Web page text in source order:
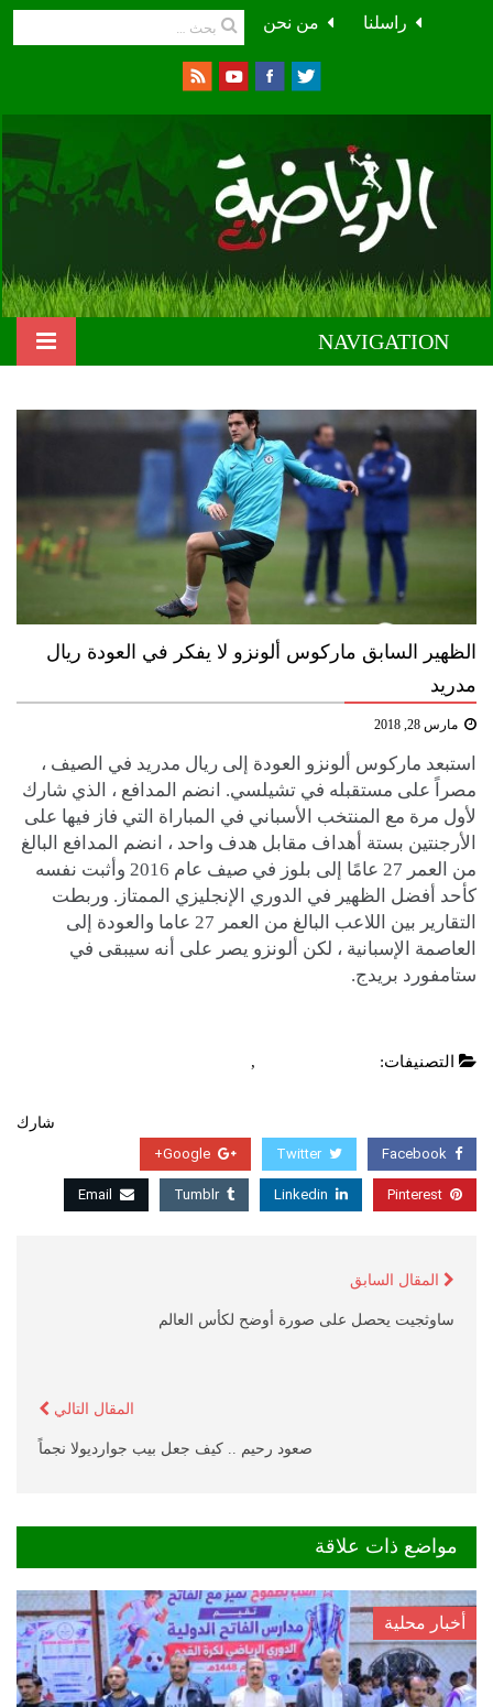
من نحن راسلنا
NAVIGATION
الظهير السابق ماركوس ألونزو لا يفكر في العودة ريال
مدريد
مارس 28, 2018
استبعد ماركوس ألونزو العودة إلى ريال مدريد في الصيف ،
مصراً على مستقبله في تشيلسي. انضم المدافع ، الذي شارك
لأول مرة مع المنتخب الأسباني في المباراة التي فاز فيها على
الأرجنتين بستة أهداف مقابل هدف واحد ، انضم المدافع البالغ
من العمر 27 عامًا إلى بلوز في صيف عام 2016 وأثبت نفسه
كأحد أفضل الظهير في الدوري الإنجليزي الممتاز. وربطت
التقارير بين اللاعب البالغ من العمر 27 عاما والعودة إلى
العاصمة الإسبانية ، لكن ألونزو يصر على أنه سيبقى في
ستامفورد بريدج.
التصنيفات: ,
شارك
Facebook
Twitter
Google+
Pinterest
Linkedin
Tumblr
Email
المقال السابق
ساوثجيت يحصل على صورة أوضح لكأس العالم
المقال التالي
صعود رحيم .. كيف جعل بيب جوارديولا نجماً
مواضع ذات علاقة
أخبار محلية